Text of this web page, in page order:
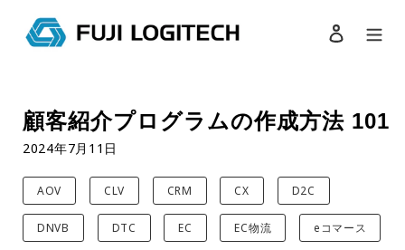
検索
ログイン
顧客紹介プログラムの作成方法 101
2024年7月11日
AOV CLV CRM CX D2C
DNVB DTC EC EC物流 eコマース